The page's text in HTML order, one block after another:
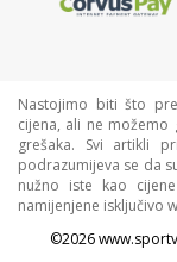
Nastojimo biti što
cijena, ali ne
grešaka. Svi artikli
podrazumijeva se da
nužno iste kao
namijenjene isključivo
©2026